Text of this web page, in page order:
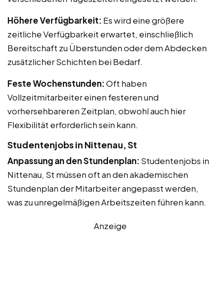
Höhere Verfügbarkeit: Es wird eine größere
zeitliche Verfügbarkeit erwartet, einschließlich
Bereitschaft zu Überstunden oder dem Abdecken
zusätzlicher Schichten bei Bedarf.
Feste Wochenstunden:Oft haben
Vollzeitmitarbeiter einen festeren und
vorhersehbareren Zeitplan, obwohl auch hier
Flexibilität erforderlich sein kann.
Studentenjobs in Nittenau, St
Anpassung an den Stundenplan: Studentenjobs in
Nittenau, St müssen oft an den akademischen
Stundenplan der Mitarbeiter angepasst werden,
was zu unregelmäßigen Arbeitszeiten führen kann.
Anzeige